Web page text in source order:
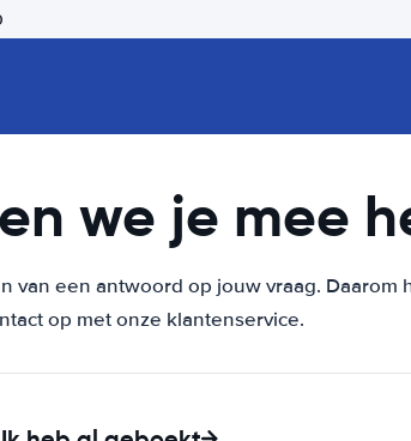
we je mee
van een antwoord op jouw vraag.
op met onze klantenservice.